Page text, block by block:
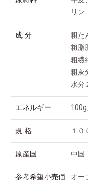
リン
成 分
粗た
粗脂
粗繊
粗灰
水分
エネルギー
規 格 １０
原産国 中国
参考希望小売価
オー